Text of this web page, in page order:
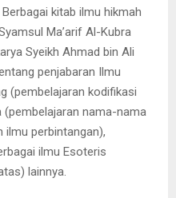
kitab ilmu hikmah
Ma’arif Al-Kubra
Syeikh Ahmad bin Ali
penjabaran Ilmu
(pembelajaran kodifikasi
(pembelajaran nama-nama
ilmu perbintangan),
ilmu Esoteris
lainnya.